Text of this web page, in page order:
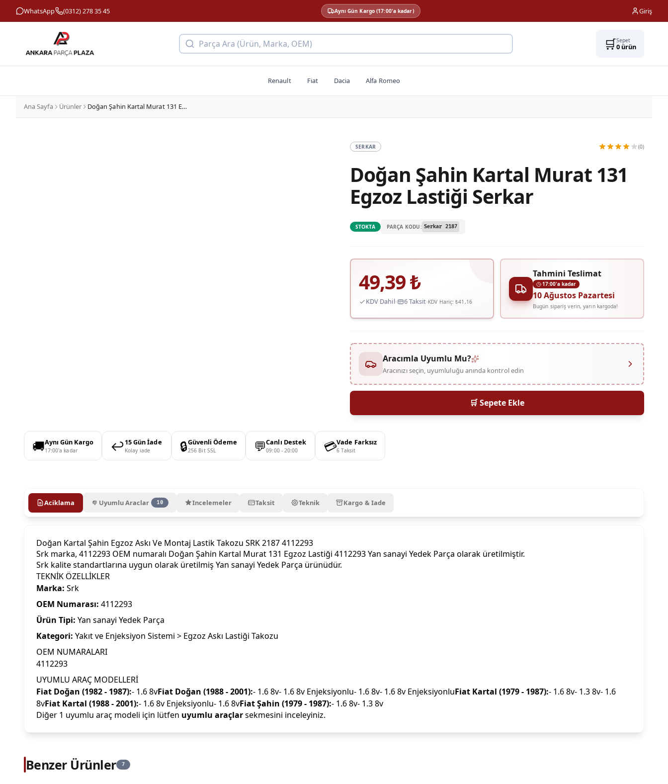
WhatsApp (0312) 278 35 45 Aynı Gün Kargo (17:00'a kadar) Giriş
Parça Ara (Ürün, Marka, OEM) 🛒Sepet
0ürün
Renault Fiat Dacia Alfa Romeo
Ana Sayfa Ürünler Doğan Şahin Kartal Murat 131 Egzoz Lastiği Serkar
SERKAR (0)
Doğan Şahin Kartal Murat 131
Egzoz Lastiği Serkar
STOKTA PARÇA KODU: Serkar 2187
49,39₺
KDV Dahil 6 Taksit KDV Hariç:₺41,16
Tahmini Teslimat
17:00'a kadar
10 Ağustos Pazartesi
Bugün sipariş verin, yarın kargoda!
Aracımla Uyumlu Mu?
Aracınızı seçin, uyumluluğu anında kontrol edin
🛒 Sepete Ekle
🚚Aynı Gün Kargo
17:00'a kadar ↩️ 15 Gün İade
Kolay iade 🔒Güvenli Ödeme
256 Bit SSL 💬Canlı Destek
09:00 - 20:00 💳Vade Farksız
6 Taksit
Aciklama Uyumlu Araclar 10 Incelemeler Taksit Teknik Kargo & Iade
Doğan Kartal Şahin Egzoz Askı Ve Montaj Lastik Takozu SRK 2187 4112293
Srk marka, 4112293 OEM numaralı Doğan Şahin Kartal Murat 131 Egzoz Lastiği 4112293 Yan sanayi Yedek Parça olarak üretilmiştir.
Srk kalite standartlarına uygun olarak üretilmiş Yan sanayi Yedek Parça ürünüdür.
TEKNİK ÖZELLİKLER
Marka: Srk
OEM Numarası: 4112293
Ürün Tipi: Yan sanayi Yedek Parça
Kategori: Yakıt ve Enjeksiyon Sistemi > Egzoz Askı Lastiği Takozu
OEM NUMARALARI
4112293
UYUMLU ARAÇ MODELLERİ
Fiat Doğan (1982 - 1987):- 1.6 8vFiat Doğan (1988 - 2001):- 1.6 8v- 1.6 8v Enjeksiyonlu- 1.6 8v- 1.6 8v EnjeksiyonluFiat Kartal (1979 - 1987):- 1.6 8v- 1.3 8v- 1.6
8vFiat Kartal (1988 - 2001):- 1.6 8v Enjeksiyonlu- 1.6 8vFiat Şahin (1979 - 1987):- 1.6 8v- 1.3 8v
Diğer 1 uyumlu araç modeli için lütfen uyumlu araçlarsekmesini inceleyiniz.
Benzer Ürünler 7